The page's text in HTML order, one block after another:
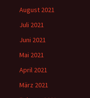
August 2021
Juli 2021
Juni 2021
Mai 2021
April 2021
März 2021